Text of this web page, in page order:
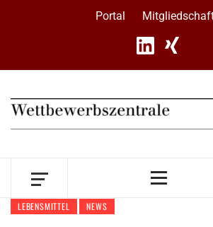
Portal
Primary
LEBENSMITTEL NEWS